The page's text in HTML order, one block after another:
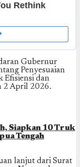
Gubernur
Penyesuaian
Efisiensi dan
2 April 2026.
Siapkan 10 Truk
Tengah
lanjut dari Surat